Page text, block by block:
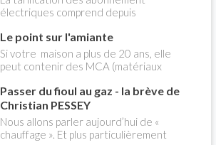
électriques comprend depuis
pleines, heures creuses. Aujourd'hui
Christian PESSEY vous explique tout
ce qu'il faut savoir sur la nouvelle
modification du système "heures
creuses" qui concerne près de 15
millions de Français !
Le point sur l'amiante
Si votre maison a plus de 20 ans, elle
peut contenir des MCA (matériaux
panique, on fait le point dans notre
flash news n°3 spéciale Amiante et
ses dangers avec Christian Pessey
Passer du fioul au gaz - la brève de
Christian PESSEY
Nous allons parler aujourd’hui de «
chauffage ». Et plus particulièrement